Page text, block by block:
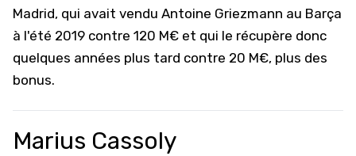
Madrid, qui avait vendu Antoine Griezmann au Barça
à l'été 2019 contre 120 M€ et qui le récupère donc
quelques années plus tard contre 20 M€, plus des
bonus.
Marius Cassoly